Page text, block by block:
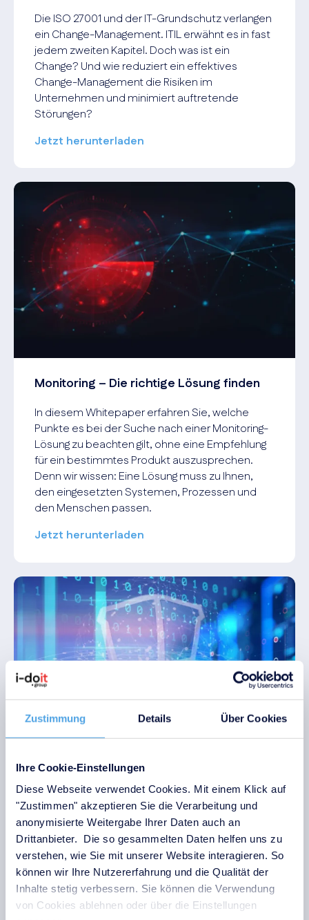
Zustimmung Details Über Cookies
Ihre Cookie-Einstellungen
Diese Webseite verwendet Cookies. Mit einem Klick auf
"Zustimmen" akzeptieren Sie die Verarbeitung und
anonymisierte Weitergabe Ihrer Daten auch an
Drittanbieter. Die so gesammelten Daten helfen uns zu
verstehen, wie Sie mit unserer Website interagieren. So
können wir Ihre Nutzererfahrung und die Qualität der
Inhalte stetig verbessern. Sie können die Verwendung
von Cookies ablehnen oder über die Einstellungen
Die ISO 27001 und der IT-Grundschutz verlangen
ein Change-Management. ITIL erwähnt es in fast
jedem zweiten Kapitel. Doch was ist ein
Change? Und wie reduziert ein effektives
Change-Management die Risiken im
Unternehmen und minimiert auftretende
Störungen?
Jetzt herunterladen
Monitoring – Die richtige Lösung finden
In diesem Whitepaper erfahren Sie, welche
Punkte es bei der Suche nach einer Monitoring-
Lösung zu beachten gilt, ohne eine Empfehlung
für ein bestimmtes Produkt auszusprechen.
Denn wir wissen: Eine Lösung muss zu Ihnen,
den eingesetzten Systemen, Prozessen und
den Menschen passen.
Jetzt herunterladen
i-doit ISMS – Der Praxisleitfaden
In diesem Praxisleitfaden zeigen wir Ihnen, was
beim Aufbau eines Informationssicherheits-
Managementsystems wichtig ist. Sie lernen,
welche Daten und Dokumente Sie für die Arbeit
am ISMS benötigen, wie Sie eine Risikoanalyse
durchführen und den Fortschritt Ihrer
Maßnahmen dokumentieren.